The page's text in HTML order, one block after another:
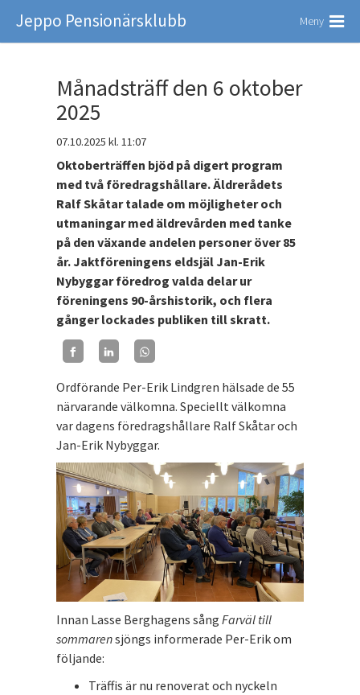
Jeppo Pensionärsklubb Meny
Månadsträff den 6 oktober
2025
07.10.2025 kl. 11:07
Oktoberträffen bjöd på digert program
med två föredragshållare. Äldrerådets
Ralf Skåtar talade om möjligheter och
utmaningar med äldrevården med tanke
på den växande andelen personer över 85
år. Jaktföreningens eldsjäl Jan-Erik
Nybyggar föredrog valda delar ur
föreningens 90-årshistorik, och flera
gånger lockades publiken till skratt.
Ordförande Per-Erik Lindgren hälsade de 55
närvarande välkomna. Speciellt välkomna
var dagens föredragshållare Ralf Skåtar och
Jan-Erik Nybyggar.
Innan Lasse Berghagens sång Farväl till
sommarensjöngs informerade Per-Erik om
följande:
Träffis är nu renoverat och nyckeln